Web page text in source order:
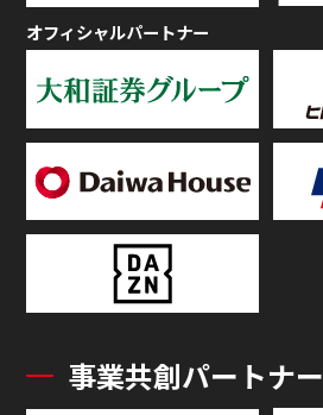
オフィシャルパートナー
事業共創パートナー